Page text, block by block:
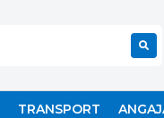
TRANSPORT